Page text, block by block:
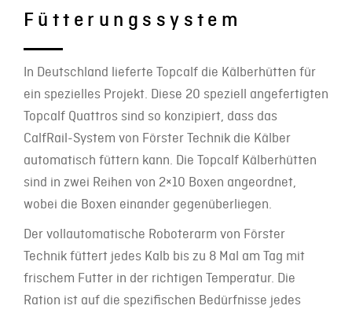
Fütterungssystem
In Deutschland lieferte Topcalf die Kälberhütten für
ein spezielles Projekt. Diese 20 speziell angefertigten
Topcalf Quattros sind so konzipiert, dass das
CalfRail-System von Förster Technik die Kälber
automatisch füttern kann. Die Topcalf Kälberhütten
sind in zwei Reihen von 2×10 Boxen angeordnet,
wobei die Boxen einander gegenüberliegen.
Der vollautomatische Roboterarm von Förster
Technik füttert jedes Kalb bis zu 8 Mal am Tag mit
frischem Futter in der richtigen Temperatur. Die
Ration ist auf die spezifischen Bedürfnisse jedes